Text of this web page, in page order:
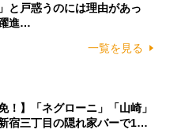
と戸惑うのには理由があっ
進…
一覧を見る
！】「ネグローニ」「山崎」
宿三丁目の隠れ家バーで1…